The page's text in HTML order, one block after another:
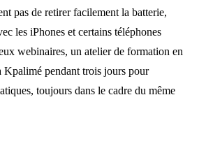
pas de retirer facilement la batterie,
les iPhones et certains téléphones
webinaires, un atelier de formation en
Kpalimé pendant trois jours pour
toujours dans le cadre du même